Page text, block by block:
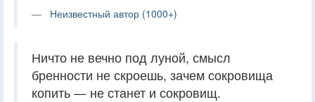
Неизвестный автор (1000+)
Ничто не вечно под луной, смысл
бренности не скроешь, зачем сокровища
копить — не станет и сокровищ.